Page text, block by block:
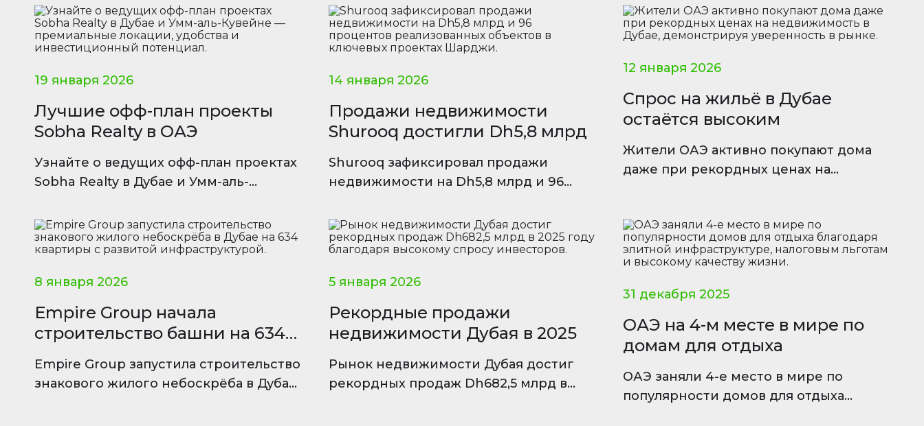
19 января 2026
Лучшие офф-план проекты
Sobha Realty в ОАЭ
Узнайте о ведущих офф-план проектах
Sobha Realty в Дубае и Умм-аль-
удобства и инвестиционный
потенциал.
14 января 2026
Продажи недвижимости
Shurooq достигли Dh5,8 млрд
Shurooq зафиксировал продажи
недвижимости на Dh5,8 млрд и 96
ключевых проектах Шарджи.
12 января 2026
Спрос на жильё в Дубае
остаётся высоким
Жители ОАЭ активно покупают дома
даже при рекордных ценах на
8 января 2026
Empire Group начала
строительство башни на 634
квартиры
Empire Group запустила строительство
знакового жилого небоскрёба в Дубае
5 января 2026
Рекордные продажи
недвижимости Дубая в 2025
Рынок недвижимости Дубая достиг
рекордных продаж Dh682,5 млрд в
31 декабря 2025
ОАЭ на 4-м месте в мире по
домам для отдыха
ОАЭ заняли 4-е место в мире по
популярности домов для отдыха